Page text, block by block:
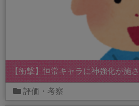
【衝撃】恒常キャラに神強化が施
評価・考察